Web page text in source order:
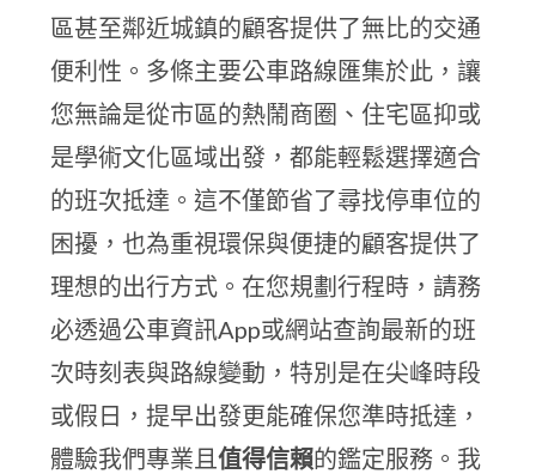
區甚至鄰近城鎮的顧客提供了無比的交通
便利性。多條主要公車路線匯集於此，讓
您無論是從市區的熱鬧商圈、住宅區抑或
是學術文化區域出發，都能輕鬆選擇適合
的班次抵達。這不僅節省了尋找停車位的
困擾，也為重視環保與便捷的顧客提供了
理想的出行方式。在您規劃行程時，請務
必透過公車資訊App或網站查詢最新的班
次時刻表與路線變動，特別是在尖峰時段
或假日，提早出發更能確保您準時抵達，
體驗我們專業且值得信賴的鑑定服務。我